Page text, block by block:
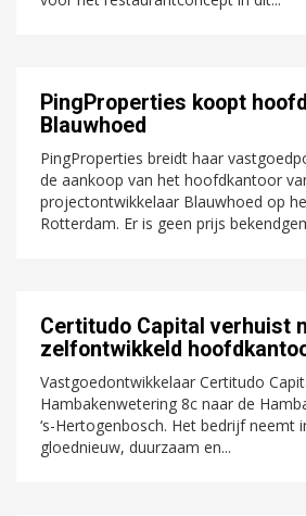
PingProperties koopt
Blauwhoed
PingProperties breidt haar
de aankoop van het hoofdkantoor
projectontwikkelaar Blauwhoed op
Rotterdam. Er is geen prijs
Certitudo Capital verhuist
zelfontwikkeld
Vastgoedontwikkelaar Certitudo
Hambakenwetering 8c naar de
‘s-Hertogenbosch. Het bedrijf neemt
gloednieuw, duurzaam en...